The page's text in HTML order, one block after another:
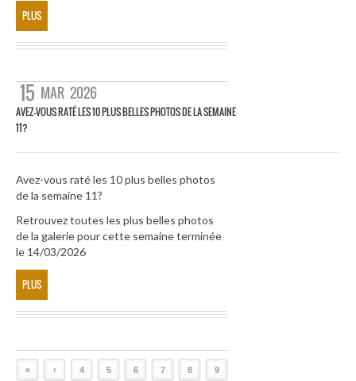
PLUS
15 MAR 2026
AVEZ-VOUS RATÉ LES 10 PLUS BELLES PHOTOS DE LA SEMAINE
11?
Avez-vous raté les 10 plus belles photos
de la semaine 11?
Retrouvez toutes les plus belles photos
de la galerie pour cette semaine terminée
le 14/03/2026
PLUS
« ‹ 4 5 6 7 8 9